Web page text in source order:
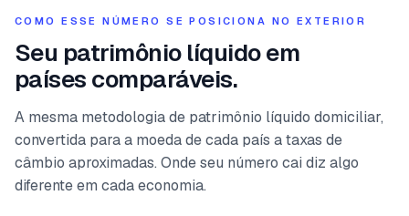
COMO ESSE NÚMERO SE POSICIONA NO EXTERIOR
Seu patrimônio líquido em
países comparáveis.
A mesma metodologia de patrimônio líquido domiciliar,
convertida para a moeda de cada país a taxas de
câmbio aproximadas. Onde seu número cai diz algo
diferente em cada economia.